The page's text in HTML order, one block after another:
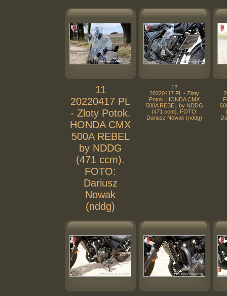
11
20220417 PL
- Zloty Potok.
HONDA CMX
500A REBEL
by NDDG
(471 ccm).
FOTO:
Dariusz
Nowak
(nddg)
12
20220417 PL - Zloty
Potok. HONDA CMX
500A REBEL by NDDG
(471 ccm). FOTO:
Dariusz Nowak (nddg)